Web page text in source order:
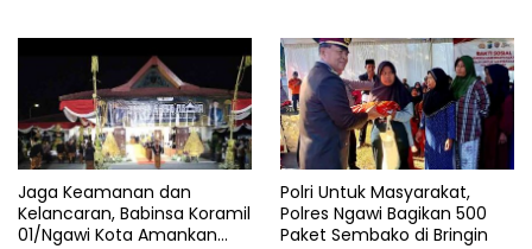
Jaga Keamanan dan
Kelancaran, Babinsa Koramil
01/Ngawi Kota Amankan
Polri Untuk Masyarakat,
Polres Ngawi Bagikan 500
Paket Sembako di Bringin